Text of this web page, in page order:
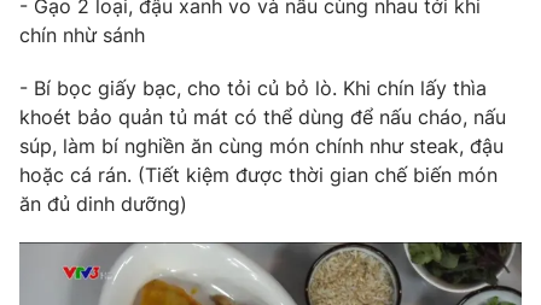
Photo
Video Shorts video
VTV Money VTV Thể thao
VTV Sức khoẻ Bất động sản
- Gạo 2 loại, đậu xanh vo và nấu cùng nhau tới khi
chín nhừ sánh
- Bí bọc giấy bạc, cho tỏi củ bỏ lò. Khi chín lấy thìa
khoét bảo quản tủ mát có thể dùng để nấu cháo, nấu
súp, làm bí nghiền ăn cùng món chính như steak, đậu
hoặc cá rán. (Tiết kiệm được thời gian chế biến món
ăn đủ dinh dưỡng)